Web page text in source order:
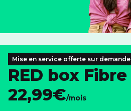
Mise en service offerte sur demande
RED box Fibre
22,99€/mois